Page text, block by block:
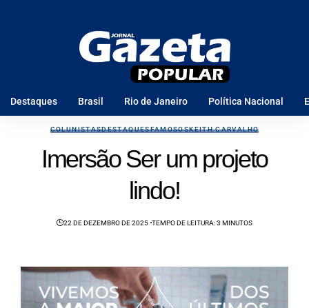
Destaques Brasil Rio de Janeiro Política Nacional
COLUNISTASDESTAQUESFAMOSOSKEITH CARVALHO
Imersão Ser um projeto
lindo!
22 DE DEZEMBRO DE 2025 TEMPO DE LEITURA: 3 MINUTOS